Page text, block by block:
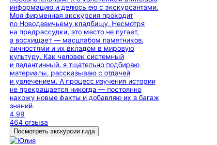
информацию и делюсь ею с экскурсантами.
Моя фирменная экскурсия проходит
по Новодевичьему кладбищу. Несмотря
на предрассудки, это место не пугает,
а восхищает — масштабом памятников,
личностями и их вкладом в мировую
культуру. Как человек системный
и педантичный, я тщательно подбираю
материалы, рассказываю с отдачей
и увлечением. А процесс изучения истории
не прекращается никогда — постоянно
нахожу новые факты и добавляю их в багаж
знаний.
4.99
464 отзыва
Посмотреть экскурсии гида